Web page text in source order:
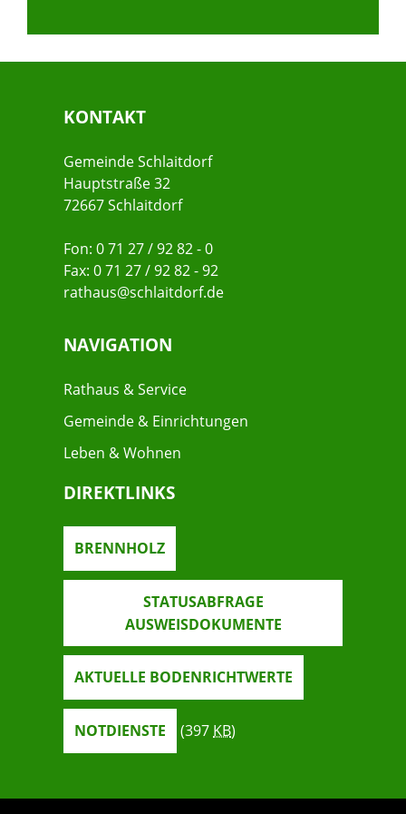
KONTAKT
Gemeinde Schlaitdorf
Hauptstraße 32
72667 Schlaitdorf
Fon: 0 71 27 / 92 82 - 0
Fax: 0 71 27 / 92 82 - 92
rathaus@schlaitdorf.de
NAVIGATION
Rathaus & Service
Gemeinde & Einrichtungen
Leben & Wohnen
DIREKTLINKS
BRENNHOLZ
STATUSABFRAGE
AUSWEISDOKUMENTE
AKTUELLE BODENRICHTWERTE
NOTDIENSTE (397 KB)